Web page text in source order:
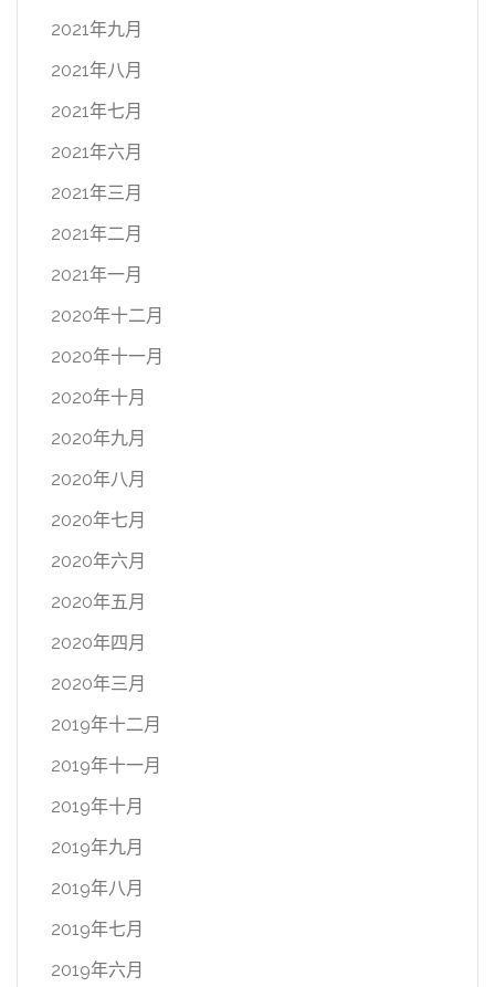
2021年九月
2021年八月
2021年七月
2021年六月
2021年三月
2021年二月
2021年一月
2020年十二月
2020年十一月
2020年十月
2020年九月
2020年八月
2020年七月
2020年六月
2020年五月
2020年四月
2020年三月
2019年十二月
2019年十一月
2019年十月
2019年九月
2019年八月
2019年七月
2019年六月